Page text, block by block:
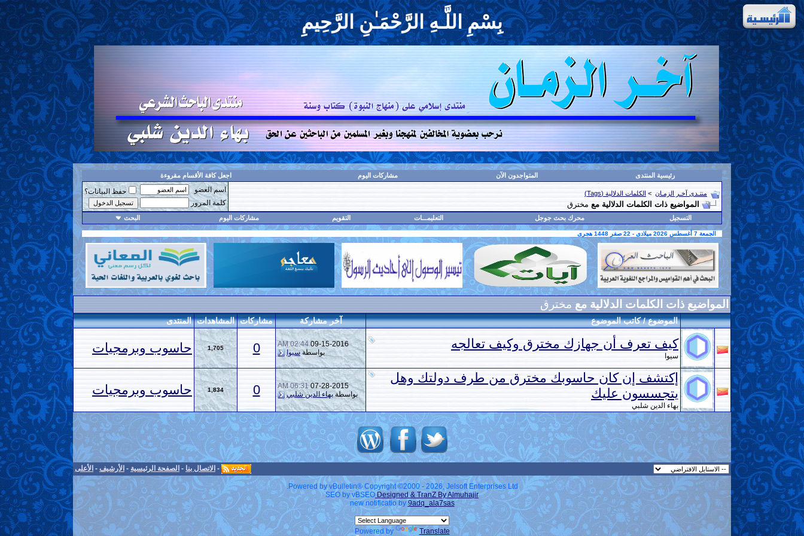
بِسْمِ اللَّـهِ الرَّحْمَـٰنِ الرَّحِيمِ
رئيسية المنتدى المتواجدون الآن مشاركات اليوم اجعل كافة الأقسام مقروءة
منتـدى آخـر الزمـان > الكلمات الدلالية (Tags)
المواضيع ذات الكلمات الدلالية مع مخترق
اسم العضو
حفظ البيانات؟
كلمة المرور
التسجيل محرك بحث جوجل التعليمـــات التقويم مشاركات اليوم البحث
الجمعة 7 أغسطس 2026 ميلادى - 22 صفر 1448 هجرى
المواضيع ذات الكلمات الدلالية مع مخترق
الموضوع / كاتب الموضوع آخر مشاركة مشاركات المشاهدات المنتدى
كيف تعرف أن جهازك مخترق وكيف تعالجه
سيوا
09-15-2016
02:44 AM
بواسطةسيوا 0
1,705
حاسوب وبرمجيات
إكتشف إن كان حاسوبك مخترق من طرف دولتك وهل
يتجسسون عليك
بهاء الدين شلبي
07-28-2015
06:31 AM
بواسطةبهاء الدين شلبي 0
1,834 حاسوب وبرمجيات
- الاتصال بنا - الصفحة الرئيسية - الأرشيف - الأعلى
Powered by vBulletin® Copyright ©2000 - 2026, Jelsoft Enterprises Ltd.
SEO by vBSEODesigned & TranZ By Almuhajir
new notificatio by9adq_ala7sas
Powered by
Translate